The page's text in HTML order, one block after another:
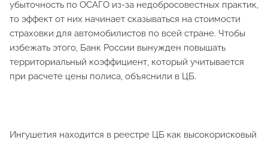
убыточность по ОСАГО из-за недобросовестных практик,
то эффект от них начинает сказываться на стоимости
страховки для автомобилистов по всей стране. Чтобы
избежать этого, Банк России вынужден повышать
территориальный коэффициент, который учитывается
при расчете цены полиса, объяснили в ЦБ.
Ингушетия находится в реестре ЦБ как высокорисковый